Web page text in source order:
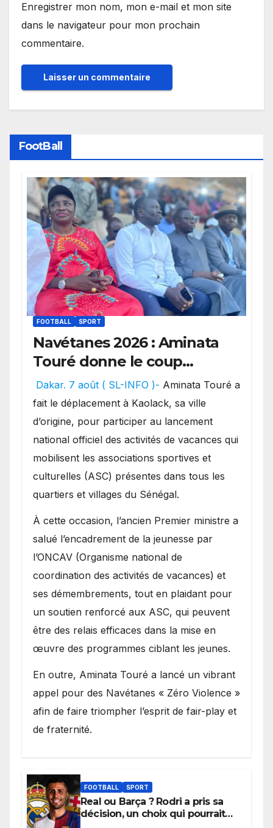
Enregistrer mon nom, mon e-mail et mon site
dans le navigateur pour mon prochain
commentaire.
FootBall
FOOTBALL SPORT
Navétanes 2026 : Aminata
Touré donne le coup
d’envoi de l’initiative « Zéro
Violence » depuis sa ville
natale pour promouvoir des
compétitions apaisées.
Dakar. 7 août ( SL-INFO )- Aminata Touré a
fait le déplacement à Kaolack, sa ville
d’origine, pour participer au lancement
national officiel des activités de vacances qui
mobilisent les associations sportives et
culturelles (ASC) présentes dans tous les
quartiers et villages du Sénégal.
​À cette occasion, l’ancien Premier ministre a
salué l’encadrement de la jeunesse par
l’ONCAV (Organisme national de
coordination des activités de vacances) et
ses démembrements, tout en plaidant pour
un soutien renforcé aux ASC, qui peuvent
être des relais efficaces dans la mise en
œuvre des programmes ciblant les jeunes.
​En outre, Aminata Touré a lancé un vibrant
appel pour des Navétanes « Zéro Violence »
afin de faire triompher l’esprit de fair-play et
de fraternité.
FOOTBALL SPORT
Real ou Barça ? Rodri a pris sa
décision, un choix qui pourrait